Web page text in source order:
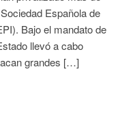
Española de
Bajo el mandato de
llevó a cabo
grandes […]